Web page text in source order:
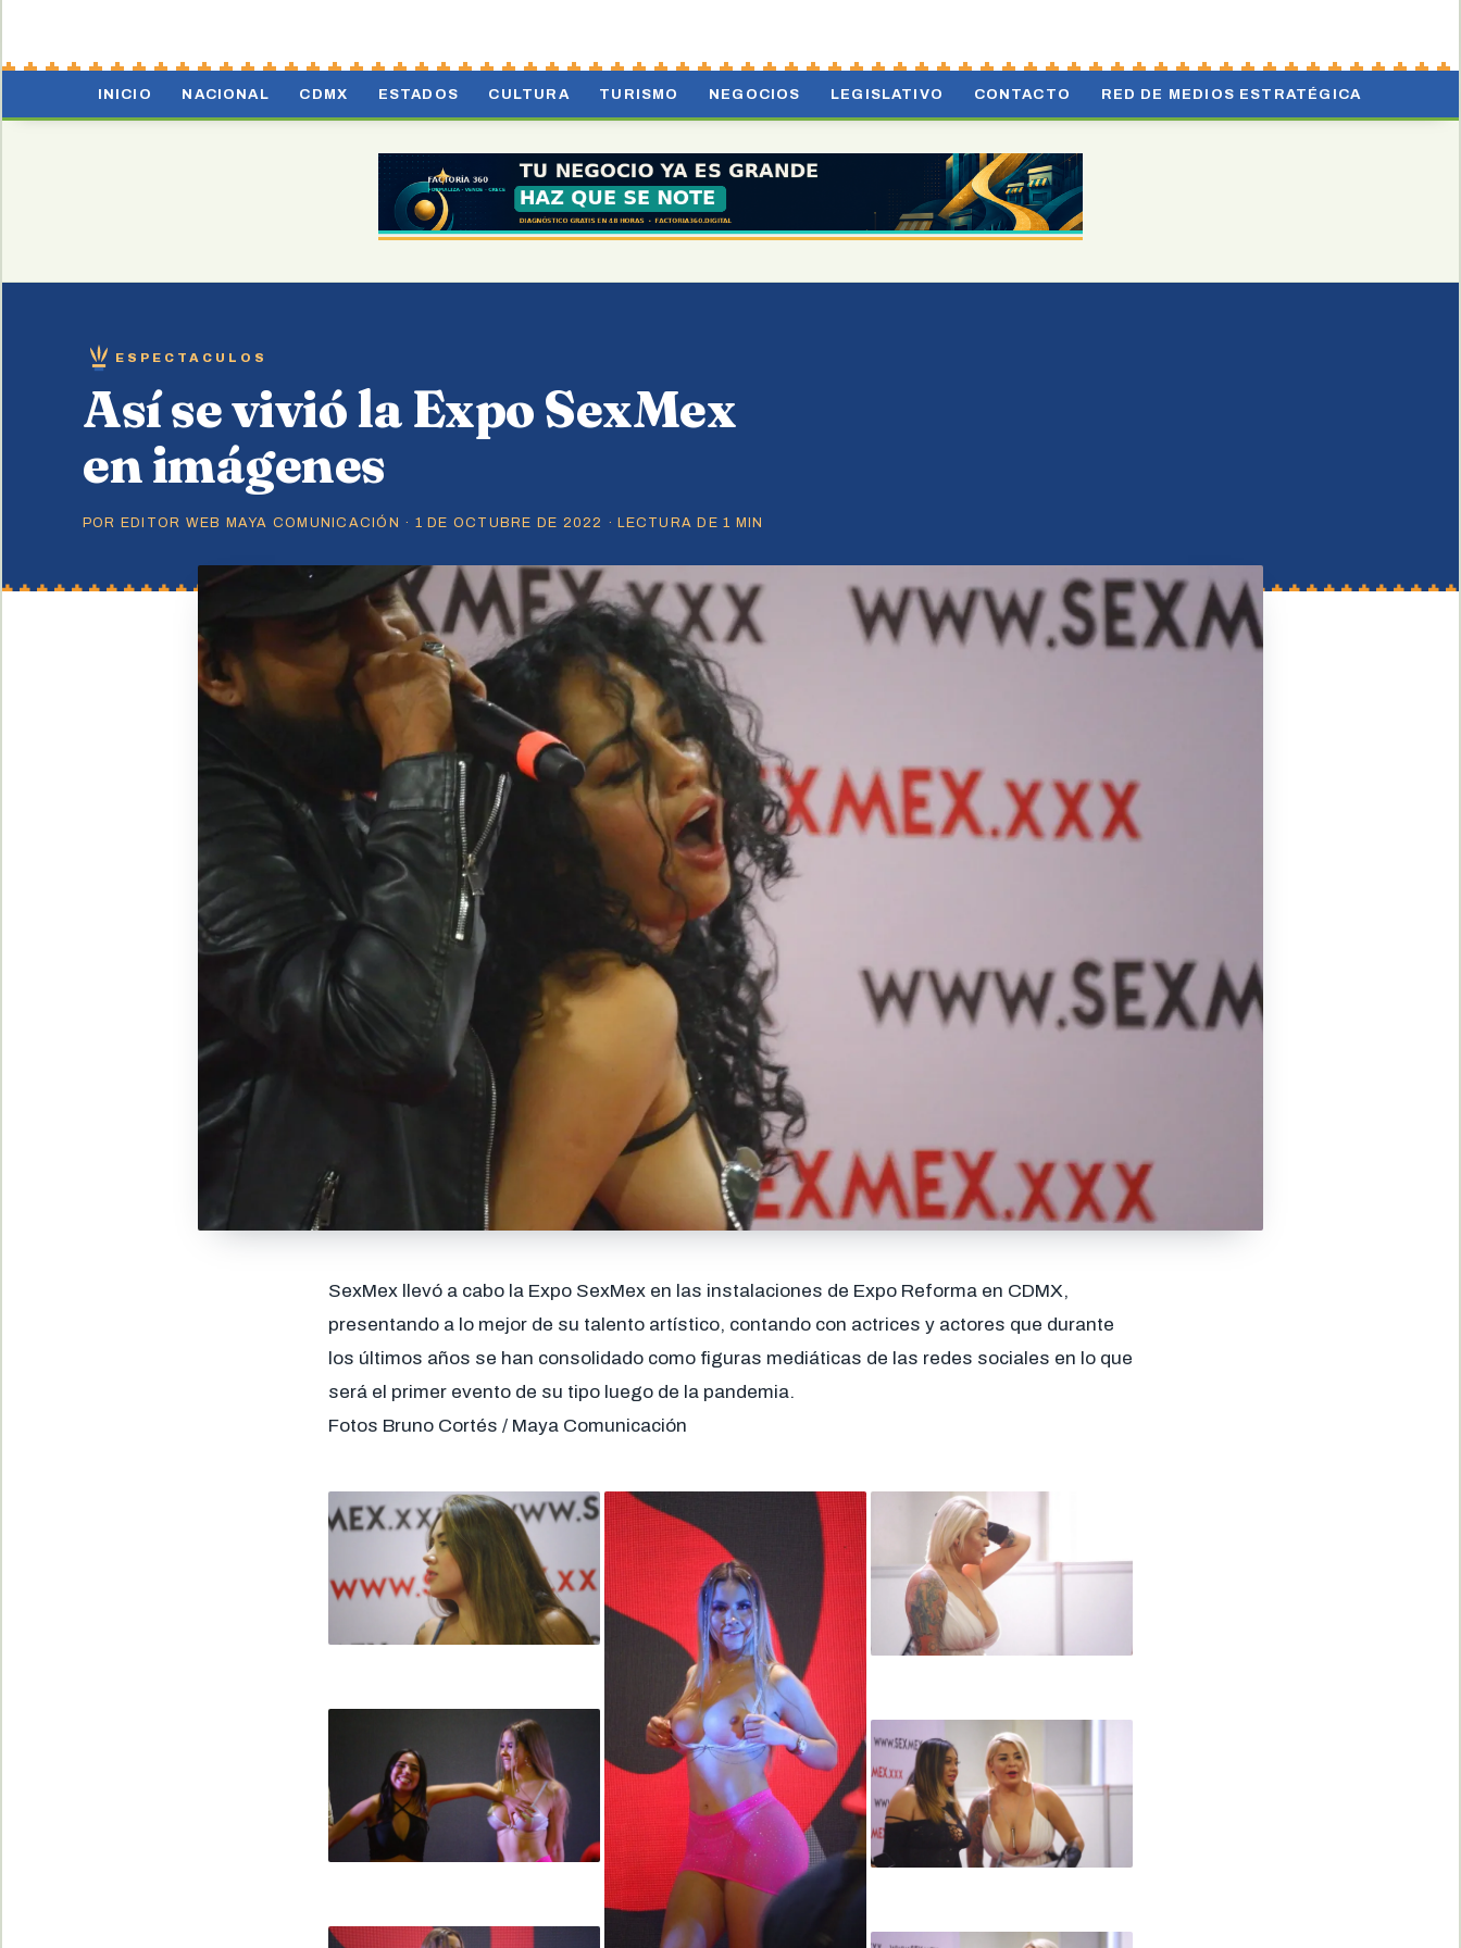
INICIO NACIONAL CDMX ESTADOS CULTURA TURISMO NEGOCIOS LEGISLATIVO CONTACTO RED DE MEDIOS ESTRATÉGICA
ESPECTACULOS
Así se vivió la Expo SexMex
en imágenes
POR EDITOR WEB MAYA COMUNICACIÓN · 1 DE OCTUBRE DE 2022 · LECTURA DE 1 MIN
SexMex llevó a cabo la Expo SexMex en las instalaciones de Expo Reforma en CDMX,
presentando a lo mejor de su talento artístico, contando con actrices y actores que durante
los últimos años se han consolidado como figuras mediáticas de las redes sociales en lo que
será el primer evento de su tipo luego de la pandemia.
Fotos Bruno Cortés / Maya Comunicación